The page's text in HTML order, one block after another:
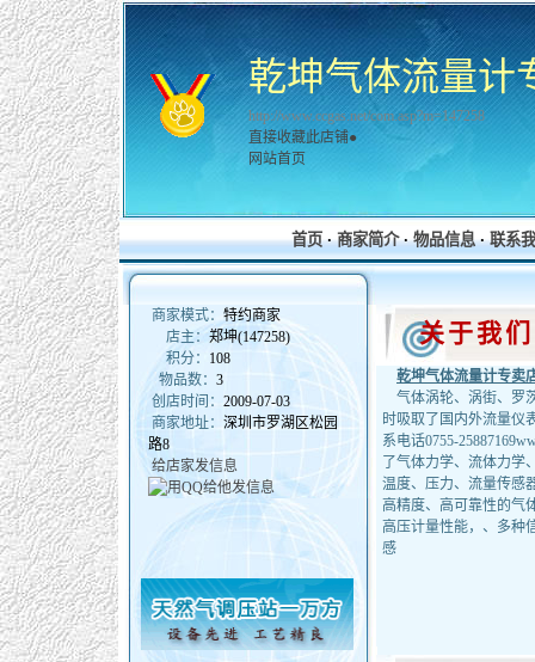
乾坤气体流量计
http://www.ccgas.net/com.asp?m=147258
直接收藏此店铺●
网站首页
首页·商家简介·物品信息·联系
商家模式： 特约商家
店主： 郑坤(147258)
积分： 108
物品数： 3
创店时间： 2009-07-03
商家地址： 深圳市罗湖区松园
路8
给店家发信息
关于我
乾坤气体流量计专卖
气体涡轮、涡街、罗
时吸取了国内外流量仪
系电话0755-
了气体力学、流体力学
温度、压力、流量传感
高精度、高可靠性的气
高压计量性能，、多种
感